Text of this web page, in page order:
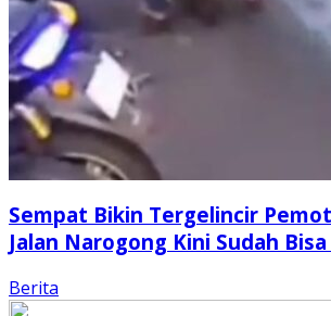
Sempat Bikin Tergelincir
Jalan Narogong Kini Sudah
Berita